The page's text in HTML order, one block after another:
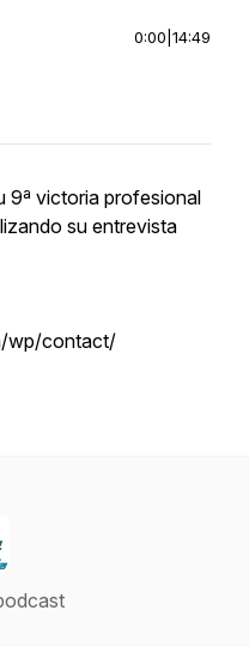
0:00 14:49
9ª victoria profesional
su entrevista
wp/contact/